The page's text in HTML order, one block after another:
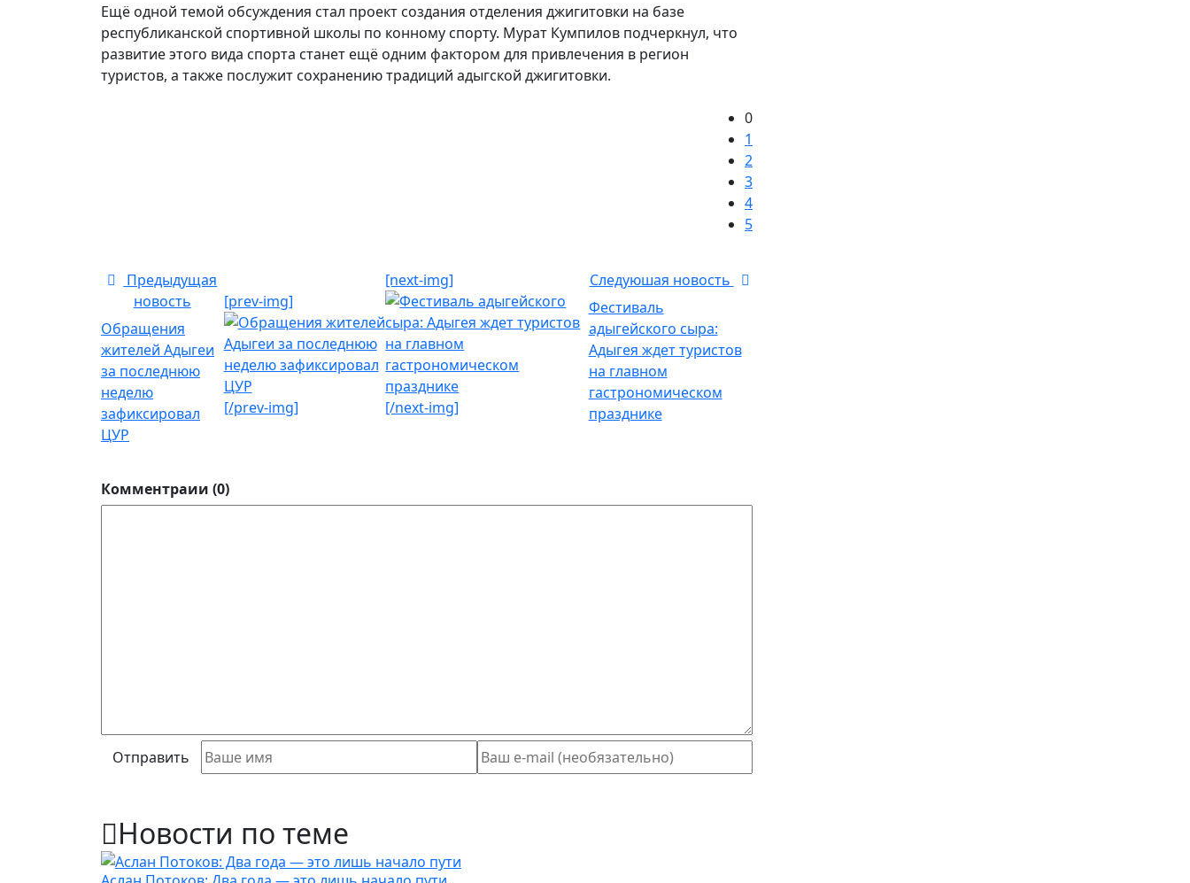
Ещё одной темой обсуждения стал проект создания отделения джигитовки на базе
республиканской спортивной школы по конному спорту. Мурат Кумпилов подчеркнул, что
развитие этого вида спорта станет ещё одним фактором для привлечения в регион
туристов, а также послужит сохранению традиций адыгской джигитовки.
0
1
2
3
4
5
Предыдущая
новость
Обращения
жителей Адыгеи
за последнюю
неделю
зафиксировал
ЦУР
[prev-img]
[/prev-img]
[next-img]
[/next-img]
Следуюшая новость
Фестиваль
адыгейского сыра:
Адыгея ждет туристов
на главном
гастрономическом
празднике
Комментраии (0)
Отправить
Новости по теме